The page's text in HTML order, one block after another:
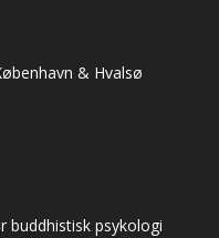
& Hvalsø
buddhistisk psykologi